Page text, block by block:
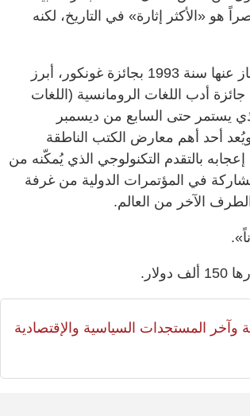
«الأكثر إثارة» في التاريخ، لكنه
وحصل مؤلف رواية «صخرة طانيوس» - التي فاز عنها سنة 1993 بجائزة غونكور، أبرز
جائزة أدب اللغات الرومانسية (اللغات
يستمر حتى السابع من ديسمبر
أحد أهم معارض الكتب الناطقة
بالتقدم التكنولوجي الذي يُمكّنه من
في المؤتمرات الدولية من غرفة
الآخر من العالم.
وآخر المستجدات السياسية والإقتصادية